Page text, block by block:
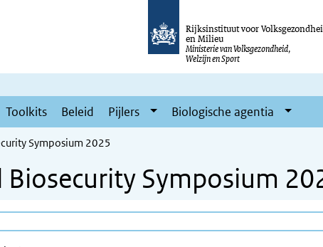
Rijksinstituut voor
en Milieu
Ministerie van Volksgezondheid,
Welzijn en Sport
Toolkits Beleid Pijlers Biologische agentia
Symposium 2025
Symposium